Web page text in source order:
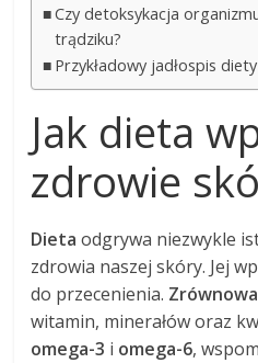
Czy detoksykacja
trądziku?
Przykładowy jadłospis
Jak dieta
zdrowie
Dieta odgrywa niezwykle
zdrowia naszej skóry. Jej
do przecenienia.
witamin, minerałów oraz
omega-3 i omega-6,